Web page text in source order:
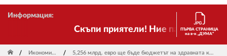
Информация:
Скъпи приятели! Ние пак сме тук!
ПЪРВА СТРАНИЦА
на в-к „ДУМА“
Икономика 5,256 млрд. евро ще бъде бюджетът на здравната каса